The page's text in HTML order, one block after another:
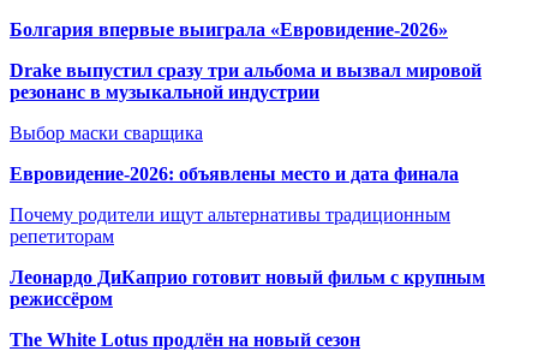
Болгария впервые выиграла «Евровидение-2026»
Drake выпустил сразу три альбома и вызвал мировой
резонанс в музыкальной индустрии
Выбор маски сварщика
Евровидение-2026: объявлены место и дата финала
Почему родители ищут альтернативы традиционным
репетиторам
Леонардо ДиКаприо готовит новый фильм с крупным
режиссёром
The White Lotus продлён на новый сезон